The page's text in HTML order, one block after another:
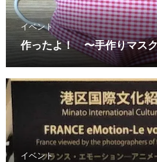
イベント
作ったよ！ 〜手作りマス
イベント